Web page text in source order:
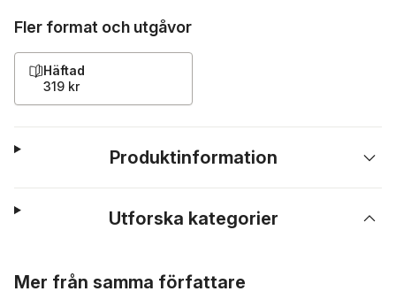
Fler format och utgåvor
Häftad
319 kr
Produktinformation
Utforska kategorier
Mer från samma författare